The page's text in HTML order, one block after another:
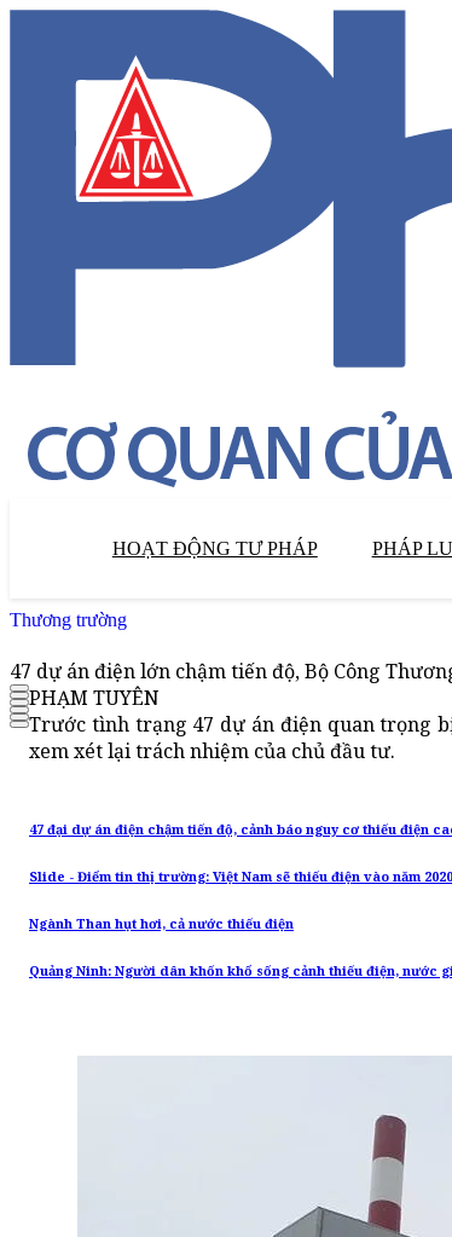
HOẠT ĐỘNG TƯ PHÁP PHÁP
Thương trường
47 dự án điện lớn chậm tiến độ, Bộ Công
PHẠM TUYÊN
Trước tình trạng 47 dự án điện quan trọng
xem xét lại trách nhiệm của chủ đầu tư.
47 đại dự án điện chậm tiến độ, cảnh báo nguy cơ thiếu điện
Slide - Điểm tin thị trường: Việt Nam sẽ thiếu điện vào năm 2020
Ngành Than hụt hơi, cả nước thiếu điện
Quảng Ninh: Người dân khốn khổ sống cảnh thiếu điện, nước